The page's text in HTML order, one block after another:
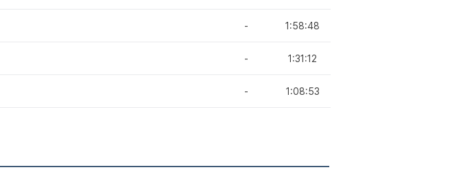
- 1:58:48
- 1:31:12
- 1:08:53